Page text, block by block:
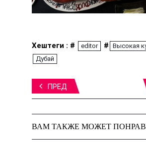
Хештеги : # editor # Высокая
Дубай
ПРЕД
ВАМ ТАКЖЕ МОЖЕТ